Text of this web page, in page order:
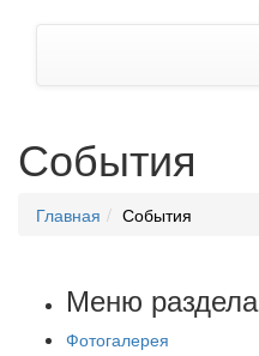
События
Главная События
Меню раздела
Фотогалерея